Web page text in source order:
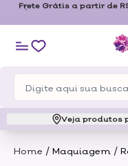
Grátis a partir de R$179,00
Veja produtos
Home / Maquiagem /